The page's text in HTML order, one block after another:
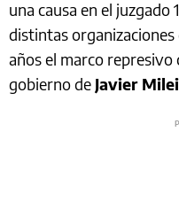
una causa en el juzgado
distintas
años el marco
gobierno de Javier Milei